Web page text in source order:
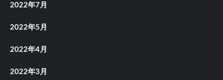
2022年7月
2022年5月
2022年4月
2022年3月